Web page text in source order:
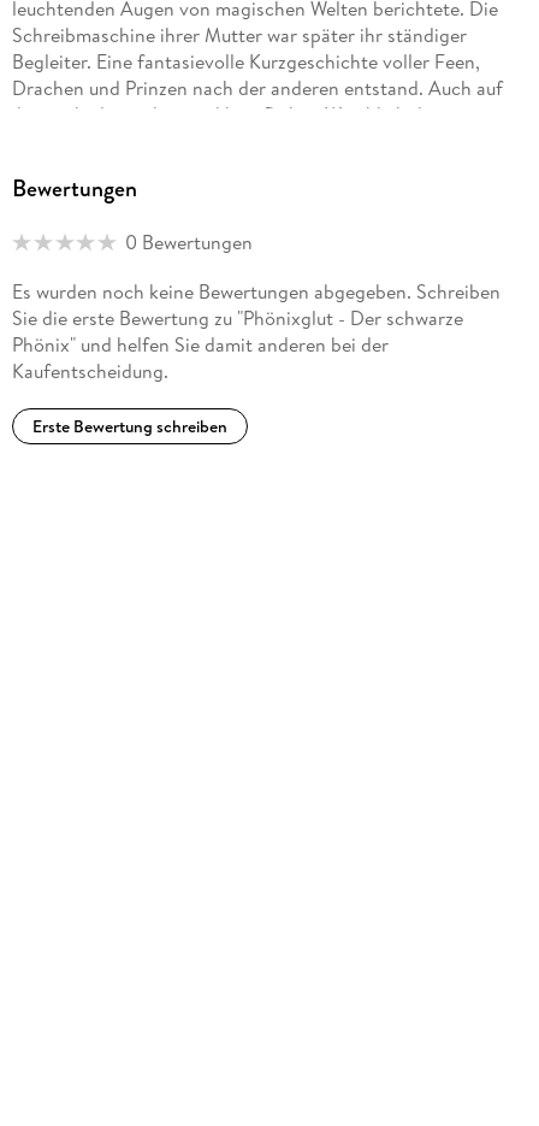
leuchtenden Augen von magischen Welten berichtete. Die
Schreibmaschine ihrer Mutter war später ihr ständiger
Begleiter. Eine fantasievolle Kurzgeschichte voller Feen,
Drachen und Prinzen nach der anderen entstand. Auch auf
ihrem akademischen und beruflichen Weg blieb das
liebevolle Ehefrau und Mutter zweier Kinder. In ihrer Freizeit
Debütroman wagt die Autorin nun den Schritt, den sie seit
Geschichten mit der Welt, in der Hoffnung, dass ihre
Leserinnen und Leser ebenso an ihren Lippen hängen werden
wie einst ihre Grundschulkameraden.
Bewertungen
0 Bewertungen
Es wurden noch keine Bewertungen abgegeben. Schreiben
Sie die erste Bewertung zu "Phönixglut - Der schwarze
Phönix" und helfen Sie damit anderen bei der
Kaufentscheidung.
Erste Bewertung schreiben